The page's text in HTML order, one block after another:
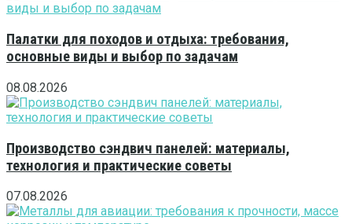
Палатки для походов и отдыха: требования,
основные виды и выбор по задачам
08.08.2026
Производство сэндвич панелей: материалы,
технология и практические советы
07.08.2026